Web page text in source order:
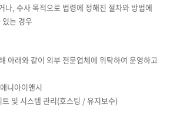
나, 수사 목적으로 법령에 정해진 절차와 방법에
는 경우
아래와 같이 외부 전문업체에 위탁하여 운영하고
니아이앤시
및 시스템 관리(호스팅 / 유지보수)